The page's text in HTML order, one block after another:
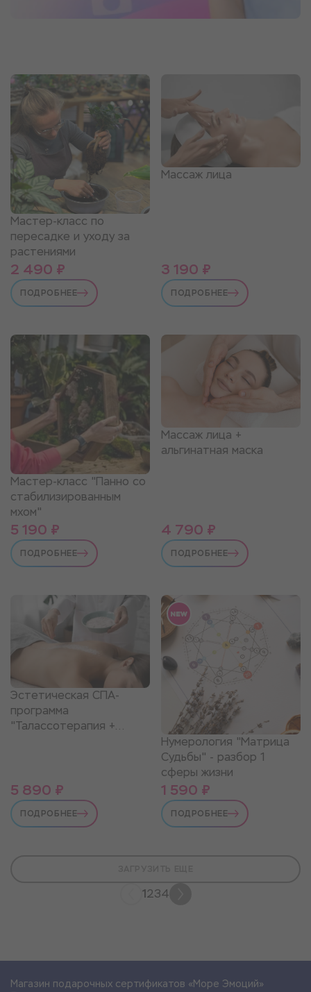
Мастер-класс по
пересадке и уходу за
растениями
2 490 ₽
ПОДРОБНЕЕ
Массаж лица
3 190 ₽
ПОДРОБНЕЕ
Мастер-класс "Панно со
стабилизированным
мхом"
5 190 ₽
ПОДРОБНЕЕ
Массаж лица +
альгинатная маска
4 790 ₽
ПОДРОБНЕЕ
Эстетическая СПА-
программа
"Талассотерапия +
5 890 ₽
ПОДРОБНЕЕ
Нумерология "Матрица
Судьбы" - разбор 1
сферы жизни
1 590 ₽
ПОДРОБНЕЕ
1234
Магазин подарочных сертификатов «Море Эмоций»